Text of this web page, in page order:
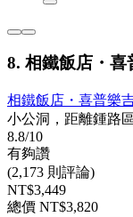
8. 相鐵飯店・喜
相鐵飯店・喜普樂
小公洞，距離鍾路
8.8/10
有夠讚
(2,173 則評論)
NT$3,449
總價 NT$3,820